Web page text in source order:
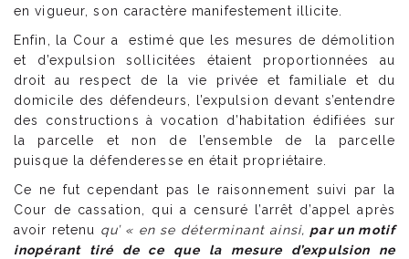
en vigueur, son caractère manifestement illicite.
Enfin, la Cour a estimé que les mesures de démolition
et d’expulsion sollicitées étaient proportionnées au
droit au respect de la vie privée et familiale et du
domicile des défendeurs, l’expulsion devant s’entendre
des constructions à vocation d’habitation édifiées sur
la parcelle et non de l’ensemble de la parcelle
puisque la défenderesse en était propriétaire.
Ce ne fut cependant pas le raisonnement suivi par la
Cour de cassation, qui a censuré l’arrêt d’appel après
avoir retenu qu’ « en se déterminant ainsi, par un motif
inopérant tiré de ce que la mesure d’expulsion ne